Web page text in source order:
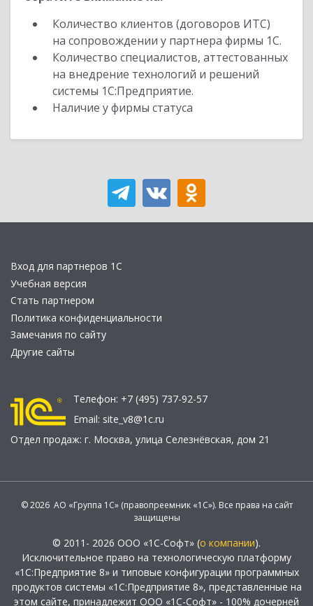
Количество клиентов (договоров ИТС)
на сопровождении у партнера фирмы 1С.
Количество специалистов, аттестованных
на внедрение технологий и решений
системы 1С:Предприятие.
Наличие у фирмы статуса
Вход для партнеров 1С
Учебная версия
Стать партнером
Политика конфиденциальности
Замечания по сайту
Другие сайты
Телефон: +7 (495) 737-92-57
Email: site_v8@1c.ru
Отдел продаж: г. Москва, улица Селезнёвская, дом 21
© 2026 АО «Группа 1С» (правопреемник «1С»). Все права на сайт
защищены
© 2011- 2026 ООО «1С-Софт» (о компании).
Исключительное право на технологическую платформу
«1С:Предприятие 8» и типовые конфигурации программных
продуктов системы «1С:Предприятие 8», представленные на
этом сайте, принадлежит ООО «1С-Софт» - 100% дочерней